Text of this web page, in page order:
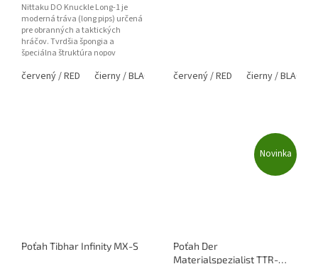
Nittaku DO Knuckle Long-1 je
moderná tráva (long pips) určená
pre obranných a taktických
hráčov. Tvrdšia špongia a
špeciálna štruktúra nopov
nízku...
červený / RED čierny / BLACK červený / RED čierny / BLACK
Poťah Tibhar Infinity MX-S
Novinka
Poťah Der
Materialspezialist TTR-